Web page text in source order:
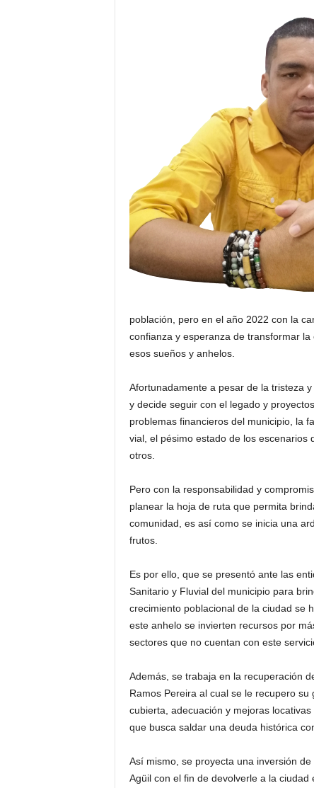
población, pero en el año 2022 con la
confianza y esperanza de transformar
esos sueños y anhelos.
Afortunadamente a pesar de la tristeza
y decide seguir con el legado y
problemas financieros del municipio, la
vial, el pésimo estado de los
otros.
Pero con la responsabilidad y
planear la hoja de ruta que permita
comunidad, es así como se inicia una
frutos.
Es por ello, que se presentó ante las
Sanitario y Fluvial del municipio para
crecimiento poblacional de la ciudad se
este anhelo se invierten recursos por
sectores que no cuentan con este
Además, se trabaja en la recuperación
Ramos Pereira al cual se le recupero
cubierta, adecuación y mejoras
que busca saldar una deuda histórica
Así mismo, se proyecta una inversión
Agüil con el fin de devolverle a la